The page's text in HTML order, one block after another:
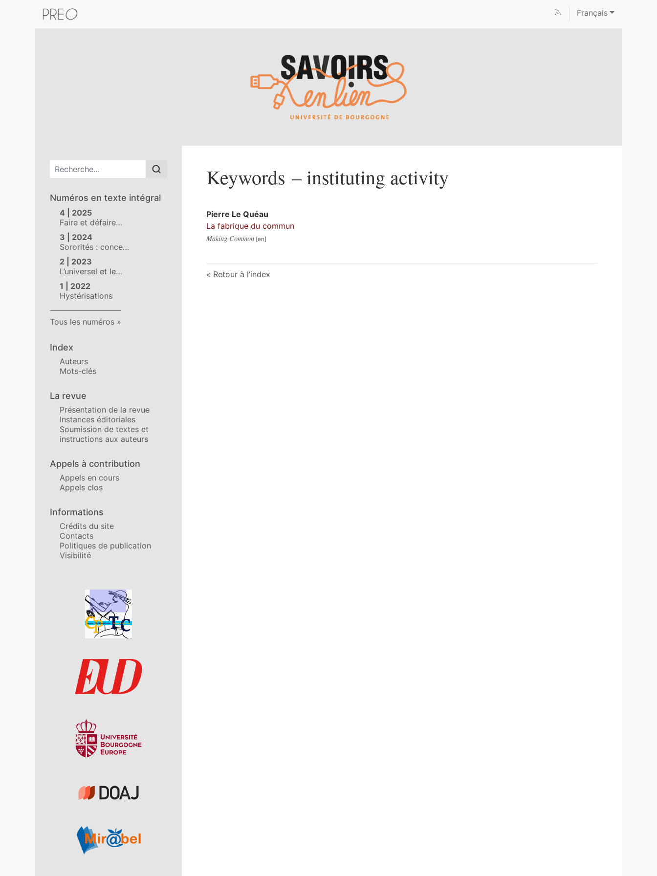
Français
Menu principal
Numéros en texte intégral
4 | 2025
Faire et défaire…
3 | 2024
Sororités : conce…
2 | 2023
L’universel et le…
1 | 2022
Hystérisations
Tous les numéros
Index
Auteurs
Mots-clés
La revue
Présentation de la revue
Instances éditoriales
Soumission de textes et
instructions aux auteurs
Appels à contribution
Appels en cours
Appels clos
Informations
Crédits du site
Contacts
Politiques de publication
Visibilité
Affiliations/partenaires
Keywords – instituting activity
Pierre Le Quéau
La fabrique du commun
Making Common
Retour à l’index